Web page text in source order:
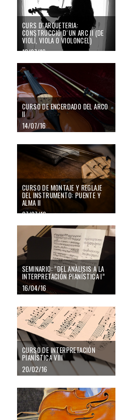
CURS D´ARQUETERIA:
CONSTRUCCIÓ D´UN ARC II (DE
VIOLÍ, VIOLA O VIOLONCEL)
18/07/16
CURSO DE ENCERDADO DEL ARCO
II
14/07/16
CURSO DE MONTAJE Y REGLAJE
DEL INSTRUMENTO: PUENTE Y
ALMA II
07/07/16
SEMINARIO: “DEL ANÀLISIS A LA
INTERPRETACIÓN PIANÍSTICA I”
16/04/16
CURSO DE INTERPRETACIÓN
PIANÍSTICA VIII
20/02/16